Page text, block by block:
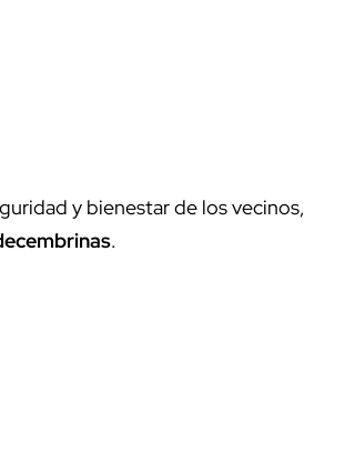
y bienestar de los vecinos,
.